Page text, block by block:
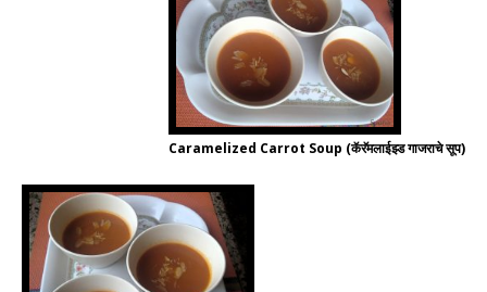
Caramelized Carrot Soup (कॅरॅमलाईझ्ड गाजराचे सूप)